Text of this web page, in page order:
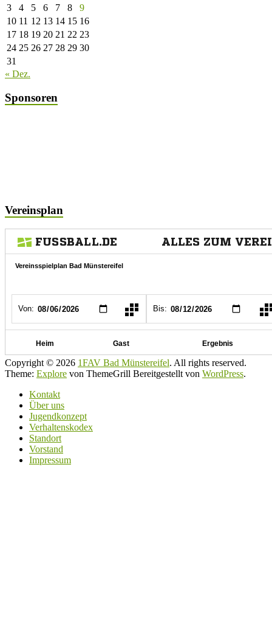
3
4 5 6 7 8
9
10 11 12 13 14 15 16
17 18 19 20 21 22 23
24 25 26 27 28 29 30
31
« Dez.
Sponsoren
Vereinsplan
Copyright © 2026 1FAV Bad Münstereifel. All rights reserved.
Theme: Explore von ThemeGrill Bereitgestellt von WordPress.
Kontakt
Über uns
Jugendkonzept
Verhaltenskodex
Standort
Vorstand
Impressum